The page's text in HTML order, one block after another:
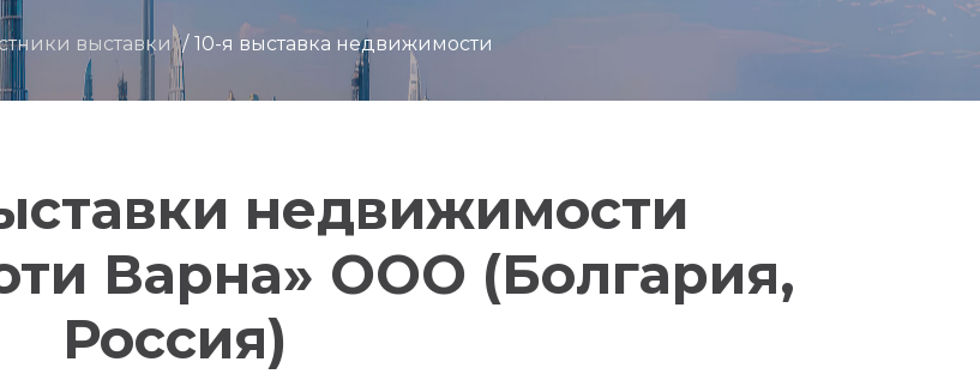
выставки 10-я выставка недвижимости
недвижимости
Варна» ООО (Болгария,
Россия)